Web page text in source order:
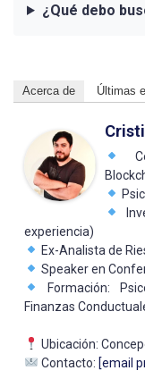
¿Qué debo
Acerca de Últimas
experiencia)
Ex-Analista de
Speaker en
Formación:
Finanzas
Ubicación:
Contacto: [email